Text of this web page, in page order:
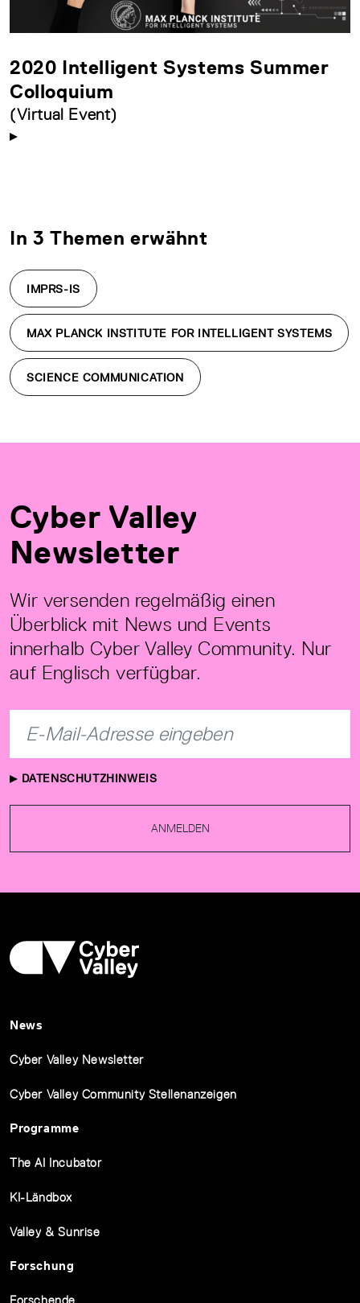
2020 Intelligent Systems Summer
Colloquium
(Virtual Event)
In 3 Themen erwähnt
IMPRS-IS
MAX PLANCK INSTITUTE FOR INTELLIGENT SYSTEMS
SCIENCE COMMUNICATION
Cyber Valley
Newsletter
Wir versenden regelmäßig einen
Überblick mit News und Events
innerhalb Cyber Valley Community. Nur
auf Englisch verfügbar.
DATENSCHUTZHINWEIS
ANMELDEN
News
Cyber Valley Newsletter
Cyber Valley Community Stellenanzeigen
Programme
The AI Incubator
KI-Ländbox
Valley & Sunrise
Forschung
Forschende